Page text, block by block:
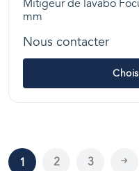
Mitigeur de lavabo
mm
Nous contacter
1 2 3